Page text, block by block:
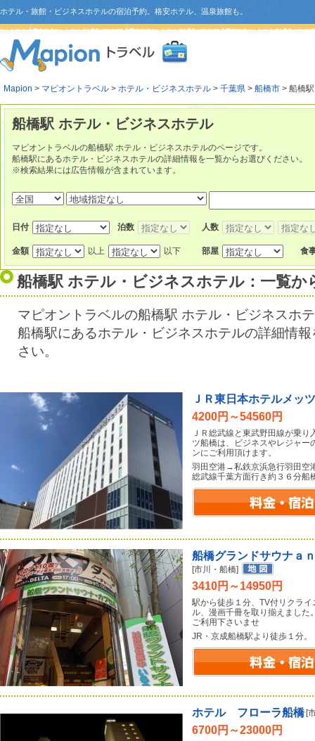
ホテル・旅館・ビジネスホテルの宿泊予約。格安ホテル、温泉旅館も。
Mapion > マピオントラベル > ホテル・ビジネスホテル > 千葉県 > 船橋市 > 船橋駅
船橋駅 ホテル・ビジネスホテル
マピオントラベルの船橋駅 ホテル・ビジネスホテルのページです。
船橋駅にあるホテル・ビジネスホテルの詳細情報を一覧からお選びください。
※検索結果には広告情報が含まれています。
日付 泊数 人数
金額 以上 以下 部屋 食
船橋駅 ホテル・ビジネスホテル：一覧か
マピオントラベルの船橋駅 ホテル・ビジネスホ
船橋駅にあるホテル・ビジネスホテルの詳細情
さい。
ＪＲ東日本ホテルメッ
4200円～54560円
ＪＲ総武線と東武野田線が乗
ツ船橋は、ビジネスやレジャー
ンにご利用頂けます。
羽田空港→私鉄京浜急行羽田空
総武線千葉方面行き約３６分
船橋グランドサウナａ
[市川・船橋]
3410円～14950円
駅から徒歩１分、TV付リクラ
ル、漫画千冊を取り揃えました
ご利用下さいませ
JR・京成船橋駅より徒歩１分。
ホテル フローラ船橋 [
6700円～23000円